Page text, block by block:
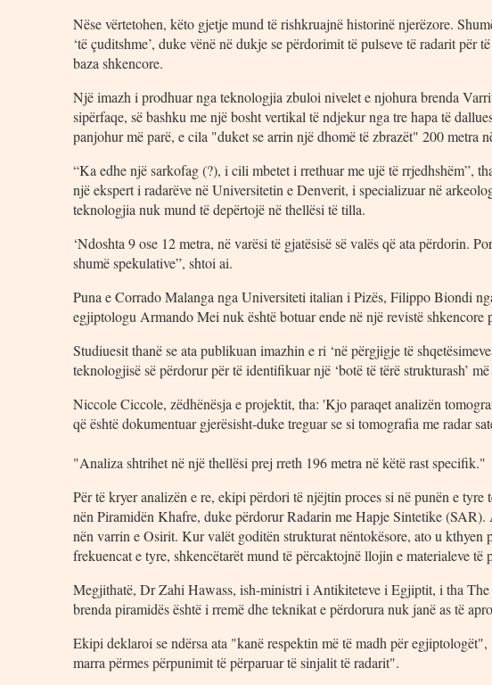
Nëse vërtetohen, këto gjetje mund të rishkruajnë historinë njerëzore.
‘të çuditshme’, duke vënë në dukje se përdorimit të pulseve të radarit për
baza shkencore.
Një imazh i prodhuar nga teknologjia zbuloi nivelet e njohura brenda
sipërfaqe, së bashku me një bosht vertikal të ndjekur nga tre hapa të
panjohur më parë, e cila "duket se arrin një dhomë të zbrazët" 200 metra
“Ka edhe një sarkofag (?), i cili mbetet i rrethuar me ujë të rrjedhshëm”,
një ekspert i radarëve në Universitetin e Denverit, i specializuar në
teknologjia nuk mund të depërtojë në thellësi të tilla.
‘Ndoshta 9 ose 12 metra, në varësi të gjatësisë së valës që ata përdorin.
shumë spekulative”, shtoi ai.
Puna e Corrado Malanga nga Universiteti italian i Pizës, Filippo Biondi
egjiptologu Armando Mei nuk është botuar ende në një revistë shkencore
Studiuesit thanë se ata publikuan imazhin e ri ‘në përgjigje të
teknologjisë së përdorur për të identifikuar një ‘botë të tërë strukturash’
Niccole Ciccole, zëdhënësja e projektit, tha: 'Kjo paraqet analizën
që është dokumentuar gjerësisht-duke treguar se si tomografia me radar
"Analiza shtrihet në një thellësi prej rreth 196 metra në këtë rast specifik."
Për të kryer analizën e re, ekipi përdori të njëjtin proces si në punën e tyre
nën Piramidën Khafre, duke përdorur Radarin me Hapje Sintetike
nën varrin e Osirit. Kur valët goditën strukturat nëntokësore, ato u kthyen
frekuencat e tyre, shkencëtarët mund të përcaktojnë llojin e materialeve të
Megjithatë, Dr Zahi Hawass, ish-ministri i Antikiteteve i Egjiptit, i tha
brenda piramidës është i rremë dhe teknikat e përdorura nuk janë as të
Ekipi deklaroi se ndërsa ata "kanë respektin më të madh për
marra përmes përpunimit të përparuar të sinjalit të radarit".